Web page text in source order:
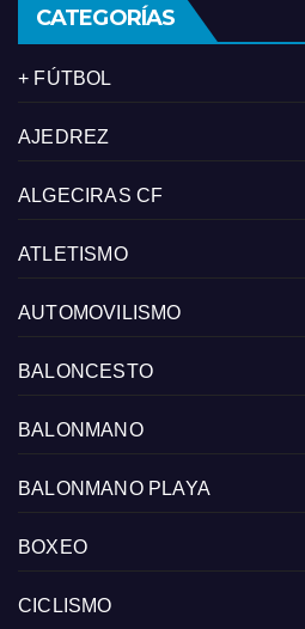
CATEGORÍAS
+ FÚTBOL
AJEDREZ
ALGECIRAS CF
ATLETISMO
AUTOMOVILISMO
BALONCESTO
BALONMANO
BALONMANO PLAYA
BOXEO
CICLISMO